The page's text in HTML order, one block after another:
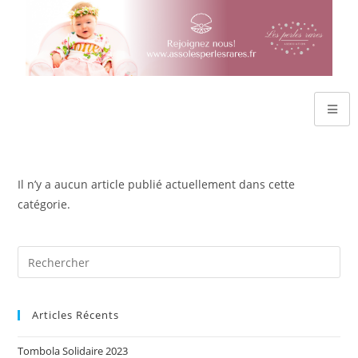
Il n’y a aucun article publié actuellement dans cette
catégorie.
Articles Récents
Tombola Solidaire 2023